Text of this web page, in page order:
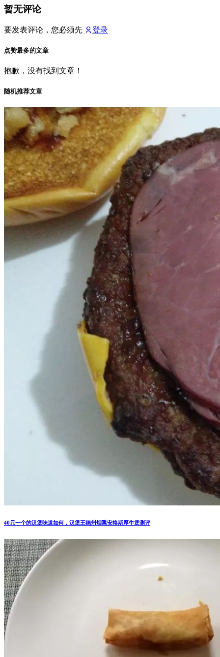
暂无评论
要发表评论，您必须先 登录
点赞最多的文章
抱歉，没有找到文章！
随机推荐文章
40元一个的汉堡味道如何，汉堡王德州烟熏安格斯厚牛堡测评